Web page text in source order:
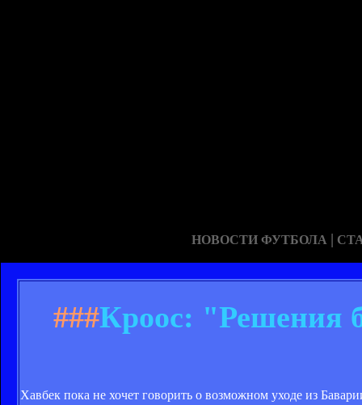
НОВОСТИ ФУТБОЛА |
###Кроос: "Решения
Хавбек пока не хочет говорить о возможном уходе из